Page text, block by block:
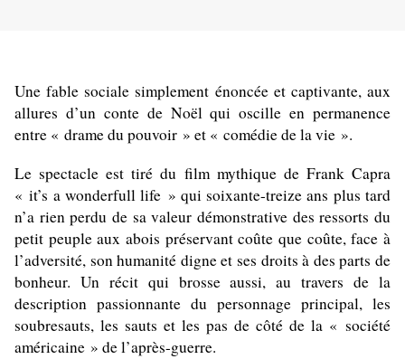
Une fable sociale simplement énoncée et captivante, aux
allures d’un conte de Noël qui oscille en permanence
entre « drame du pouvoir » et « comédie de la vie ».
Le spectacle est tiré du film mythique de Frank Capra
« it’s a wonderfull life » qui soixante-treize ans plus tard
n’a rien perdu de sa valeur démonstrative des ressorts du
petit peuple aux abois préservant coûte que coûte, face à
l’adversité, son humanité digne et ses droits à des parts de
bonheur. Un récit qui brosse aussi, au travers de la
description passionnante du personnage principal, les
soubresauts, les sauts et les pas de côté de la « société
américaine » de l’après-guerre.